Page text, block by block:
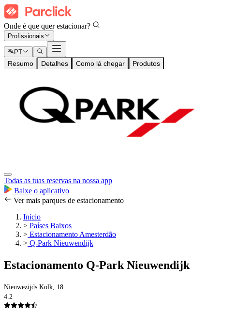
Onde é que quer estacionar?
Profissionais
PT
Resumo Detalhes Como lá chegar Produtos
Todas as tuas reservas na nossa app
Baixe o aplicativo
Ver mais parques de estacionamento
Início
> Países Baixos
> Estacionamento Amesterdão
> Q-Park Nieuwendijk
Estacionamento Q-Park Nieuwendijk
Nieuwezijds Kolk, 18
4.2